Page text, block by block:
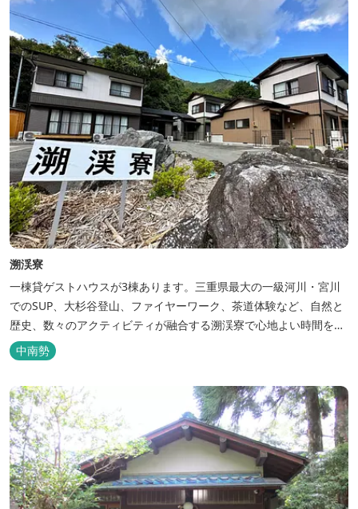
溯渓寮
一棟貸ゲストハウスが3棟あります。三重県最大の一級河川・宮川
でのSUP、大杉谷登山、ファイヤーワーク、茶道体験など、自然と
歴史、数々のアクティビティが融合する溯渓寮で心地よい時間をお
過ごしください。 溯渓寮A棟は、22㎡の広々としたLDKを有する清
潔な宿泊棟です。大きな窓からは四季折々の美しい風景を眺望で
の滞在が可能です。落ち...
中南勢